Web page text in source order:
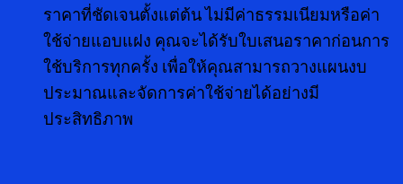
ราคาที่ชัดเจนตั้งแต่ต้น ไม่มีค่าธรรมเนียมหรือค่า
ใช้จ่ายแอบแฝง คุณจะได้รับใบเสนอราคาก่อนการ
ใช้บริการทุกครั้ง เพื่อให้คุณสามารถวางแผนงบ
ประมาณและจัดการค่าใช้จ่ายได้อย่างมี
ประสิทธิภาพ